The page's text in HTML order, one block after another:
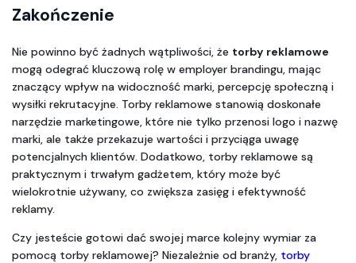
Zakończenie
Nie powinno być żadnych wątpliwości, że torby reklamowe
mogą odegrać kluczową rolę w employer brandingu, mając
znaczący wpływ na widoczność marki, percepcję społeczną i
wysiłki rekrutacyjne. Torby reklamowe stanowią doskonałe
narzędzie marketingowe, które nie tylko przenosi logo i nazwę
marki, ale także przekazuje wartości i przyciąga uwagę
potencjalnych klientów. Dodatkowo, torby reklamowe są
praktycznym i trwałym gadżetem, który może być
wielokrotnie używany, co zwiększa zasięg i efektywność
reklamy.
Czy jesteście gotowi dać swojej marce kolejny wymiar za
pomocą torby reklamowej? Niezależnie od branży, torby